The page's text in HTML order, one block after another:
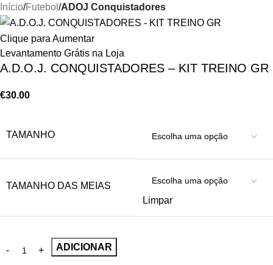
Início Futebol ADOJ Conquistadores
Clique para Aumentar
Levantamento Grátis na Loja
A.D.O.J. CONQUISTADORES – KIT TREINO GR
€30.00
TAMANHO
TAMANHO DAS MEIAS
Limpar
ADICIONAR